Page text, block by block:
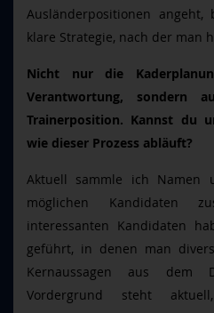
Ausländerpositionen
klare Strategie, nach der man
Nicht nur die
Verantwortung, sondern
Trainerposition. Kannst du
wie dieser Prozess abläuft?
Aktuell sammle ich Namen
möglichen Kandidaten
interessanten Kandidaten
geführt, in denen man
Kernaussagen aus dem
Vordergrund steht